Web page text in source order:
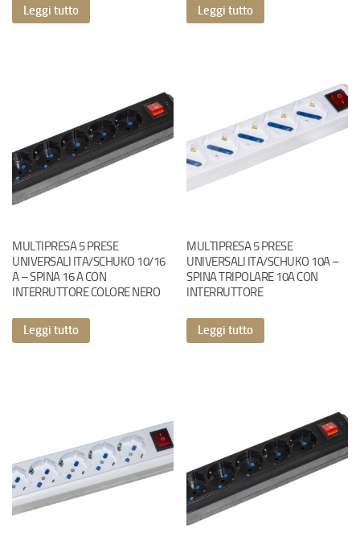
Leggi tutto Leggi tutto
MULTIPRESA 5 PRESE
UNIVERSALI ITA/SCHUKO 10/16
A – SPINA 16 A CON
INTERRUTTORE COLORE NERO
Leggi tutto
MULTIPRESA 5 PRESE
UNIVERSALI ITA/SCHUKO 10A –
SPINA TRIPOLARE 10A CON
INTERRUTTORE
Leggi tutto